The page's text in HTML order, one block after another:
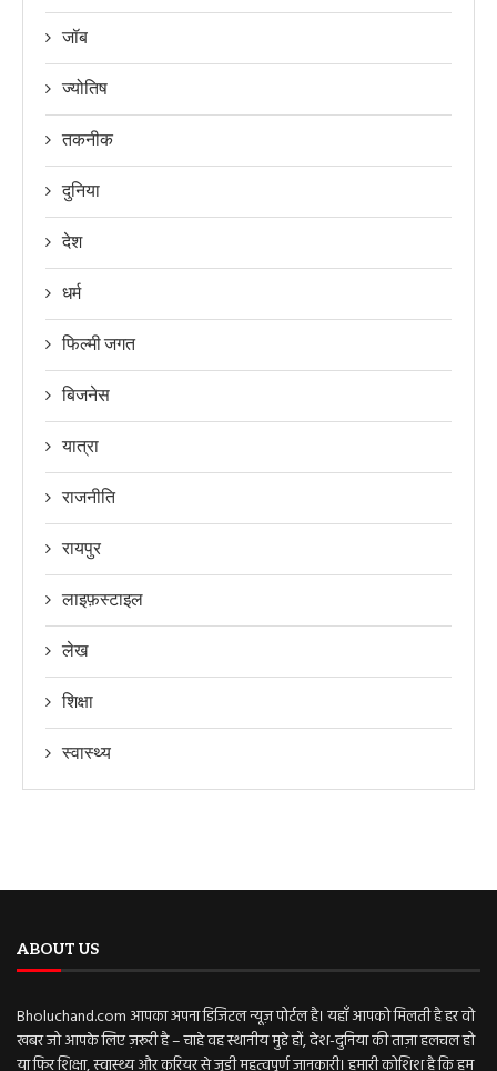
जॉब
ज्योतिष
तकनीक
दुनिया
देश
धर्म
फिल्मी जगत
बिजनेस
यात्रा
राजनीति
रायपुर
लाइफ़स्टाइल
लेख
शिक्षा
स्वास्थ्य
ABOUT US
Bholuchand.com आपका अपना डिजिटल न्यूज़ पोर्टल है। यहाँ आपको मिलती है हर वो
खबर जो आपके लिए ज़रूरी है – चाहे वह स्थानीय मुद्दे हों, देश-दुनिया की ताज़ा हलचल हो